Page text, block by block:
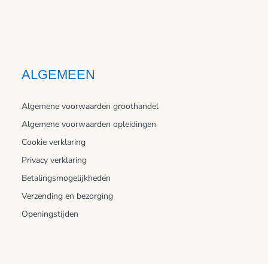
ALGEMEEN
Algemene voorwaarden groothandel
Algemene voorwaarden opleidingen
Cookie verklaring
Privacy verklaring
Betalingsmogelijkheden
Verzending en bezorging
Openingstijden